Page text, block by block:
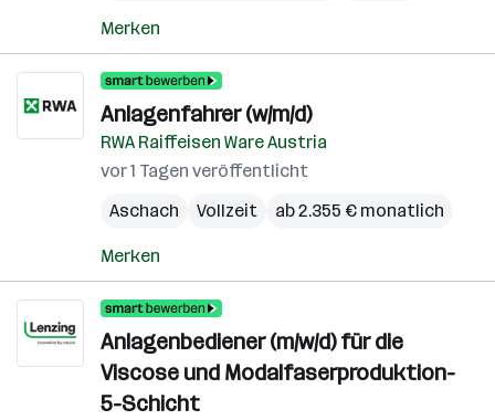
Merken
Anlagenfahrer (w/m/d)
RWA Raiffeisen Ware Austria
vor 1 Tagen veröffentlicht
Aschach
Vollzeit ab 2.355 € monatlich
Merken
Anlagenbediener (m/w/d) für die
Viscose und Modalfaserproduktion-
5-Schicht